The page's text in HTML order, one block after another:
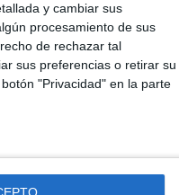
y cambiar sus
procesamiento de sus
de rechazar tal
sus preferencias o retirar su
"Privacidad" en la parte